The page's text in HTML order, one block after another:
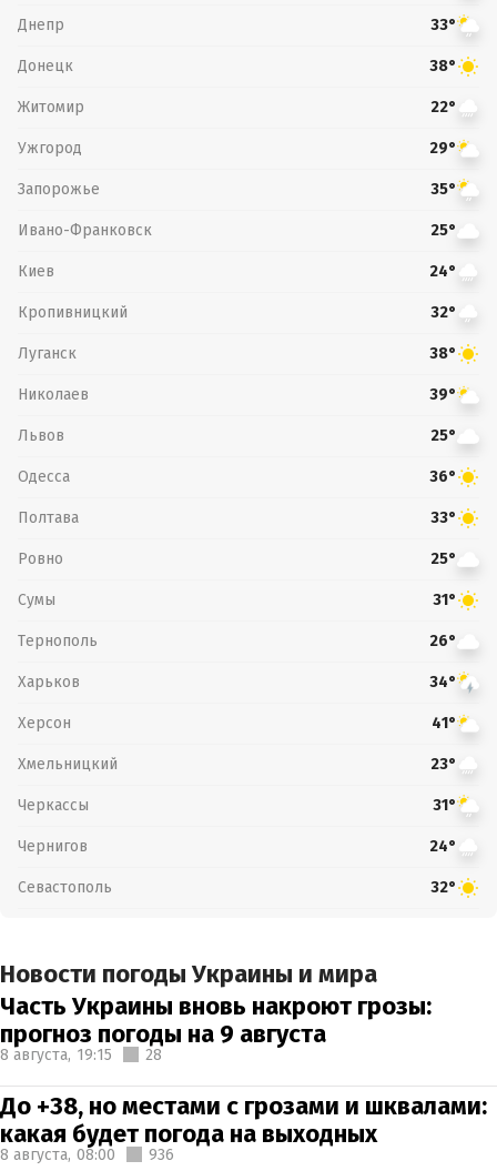
Днепр 33°
Донецк 38°
Житомир 22°
Ужгород 29°
Запорожье 35°
Ивано-Франковск 25°
Киев 24°
Кропивницкий 32°
Луганск 38°
Николаев 39°
Львов 25°
Одесса 36°
Полтава 33°
Ровно 25°
Сумы 31°
Тернополь 26°
Харьков 34°
Херсон 41°
Хмельницкий 23°
Черкассы 31°
Чернигов 24°
Севастополь 32°
Новости погоды Украины и мира
Часть Украины вновь накроют грозы:
прогноз погоды на 9 августа
8 августа, 19:15 28
До +38, но местами с грозами и шквалами:
какая будет погода на выходных
8 августа, 08:00 936